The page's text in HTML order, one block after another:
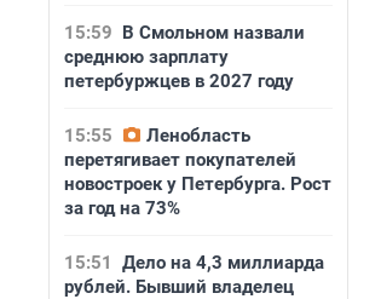
15:59 В Смольном назвали
среднюю зарплату
петербуржцев в 2027 году
15:55
Ленобласть
перетягивает покупателей
новостроек у Петербурга. Рост
за год на 73%
15:51
Дело на 4,3 миллиарда
рублей. Бывший владелец